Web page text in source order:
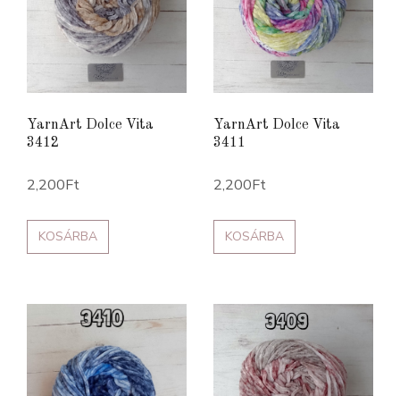
YarnArt Dolce Vita
3412
2,200Ft
KOSÁRBA
YarnArt Dolce Vita
3411
2,200Ft
KOSÁRBA